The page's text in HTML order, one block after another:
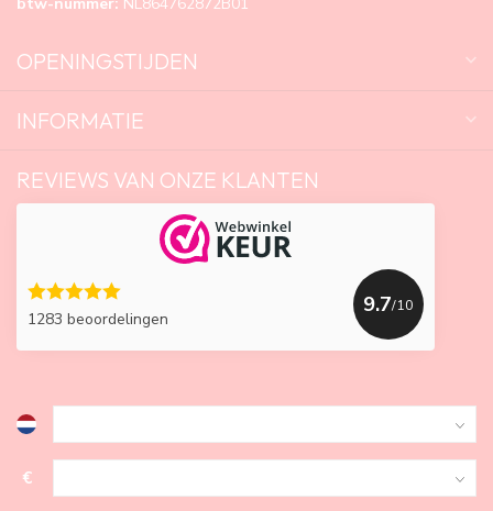
OPENINGSTIJDEN
INFORMATIE
REVIEWS VAN ONZE KLANTEN
1283 beoordelingen
9.7/10
€